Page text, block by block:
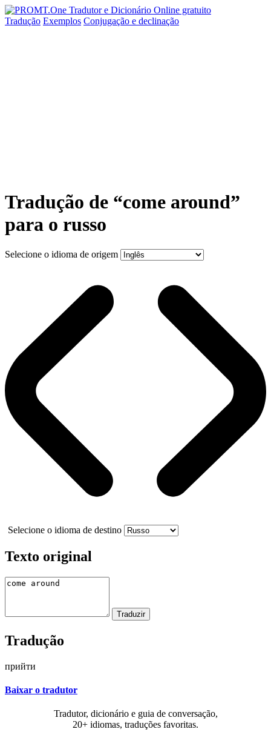
Tradução Exemplos Conjugação e declinação
Tradução de “come around”
para o russo
Selecione o idioma de origem
Selecione o idioma de destino
Texto original
Tradução
прийти
Baixar o tradutor
Tradutor, dicionário e guia de conversação,
20+ idiomas, traduções favoritas.